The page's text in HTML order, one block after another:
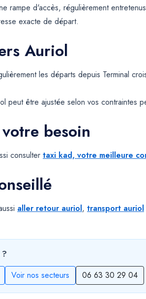
rampe d'accès, régulièrement
exacte de départ.
Auriol
les départs depuis Terminal
peut être ajustée selon vos contraintes
besoin
consulter taxi kad, votre meilleure
aller retour auriol, transport auriol
Voir nos secteurs 06 63 30 29 04